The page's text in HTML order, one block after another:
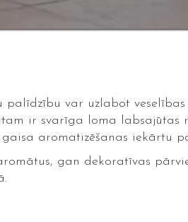
var uzlabot
ir svarīga loma labsajūtas
aromatizēšanas iekārtu
gan dekoratīvas